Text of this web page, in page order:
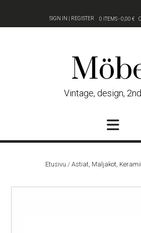
content
SIGN IN | REGISTER 0 ITEMS - 0,00 €
Vintage, design,
Etusivu / Astiat, Maljakot,